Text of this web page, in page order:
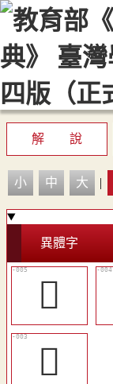
::: 最新消息 常
顯示模式
解 說
小 中 大 |
異體字
󷾷
𤜃